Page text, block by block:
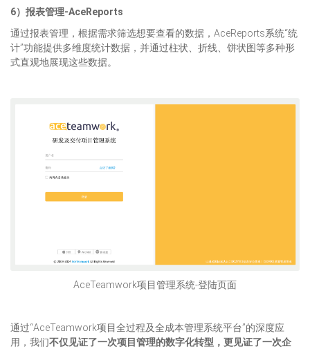
6）报表管理-AceReports
通过报表管理，根据需求筛选想要查看的数据，AceReports系统“统
计”功能提供多维度统计数据，并通过柱状、折线、饼状图等多种形
式直观地展现这些数据。
AceTeamwork项目管理系统-登陆页面
通过“AceTeamwork项目全过程及全成本管理系统平台”的深度应
用，我们不仅见证了一次项目管理的数字化转型，更见证了一次企